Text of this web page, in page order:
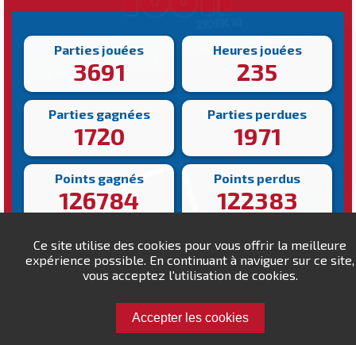
Ce site utilise des cookies pour vous offrir la meilleure
expérience possible. En continuant à naviguer sur ce site,
vous acceptez l'utilisation de cookies.
Accepter les cookies
Parties jouées
3691
Heures jouées
235
Parties gagnées
1720
Parties perdues
1971
Points gagnés
126784
Points perdus
122383
Victoire la plus rapide
112s
Victoire la plus lente
1010s
Défiez Jamal57 !